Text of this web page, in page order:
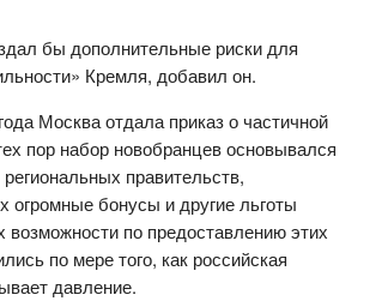
бы дополнительные риски для
Кремля, добавил он.
Москва отдала приказ о частичной
пор набор новобранцев основывался
правительств,
огромные бонусы и другие льготы
возможности по предоставлению этих
по мере того, как российская
давление.